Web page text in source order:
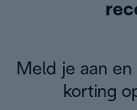
Meld je aan
korting